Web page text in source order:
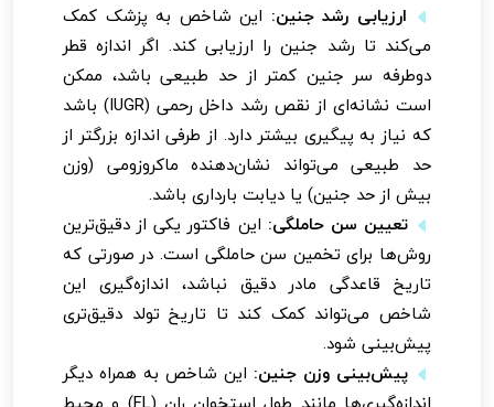
ارزیابی رشد جنین: این شاخص به پزشک کمک
می‌کند تا رشد جنین را ارزیابی کند. اگر اندازه قطر
دوطرفه سر جنین کمتر از حد طبیعی باشد، ممکن
است نشانه‌ای از نقص رشد داخل رحمی (IUGR) باشد
که نیاز به پیگیری بیشتر دارد. از طرفی اندازه بزرگتر از
حد طبیعی می‌تواند نشان‌دهنده ماکروزومی (وزن
بیش از حد جنین) یا دیابت بارداری باشد.
تعیین سن حاملگی: این فاکتور یکی از دقیق‌ترین
روش‌ها برای تخمین سن حاملگی است. در صورتی که
تاریخ قاعدگی مادر دقیق نباشد، اندازه‌گیری این
شاخص می‌تواند کمک کند تا تاریخ تولد دقیق‌تری
پیش‌بینی شود.
پیش‌بینی وزن جنین: این شاخص به همراه دیگر